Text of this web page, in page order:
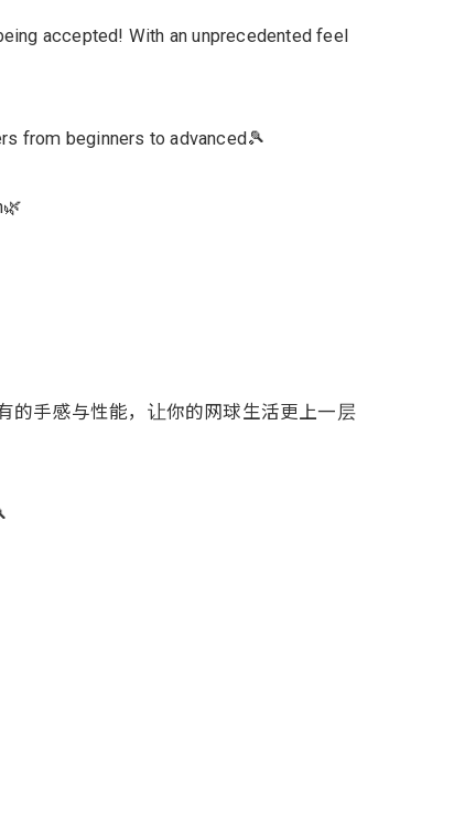
accepted! With an unprecedented feel
from beginners to advanced🎾
的手感与性能，让你的网球生活更上一层